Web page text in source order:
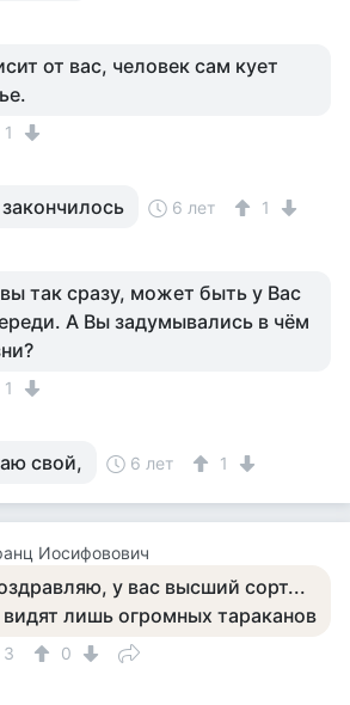
от вас, человек сам кует
1
6 лет 1
так сразу, может быть у Вас
А Вы задумывались в чём
1
свой, 6 лет 1
Иосифовович
у вас высший сорт...
лишь огромных тараканов
3
0